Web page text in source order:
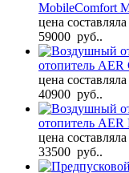
MobileComfort
цена
59000 руб..
отопитель AER
цена
40900 руб..
отопитель AER
цена
33500 руб..